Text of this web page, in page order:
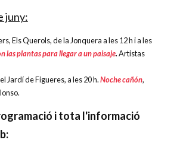
juny:
Els Querols, de la Jonquera a les 12 h i a les
las plantas para llegar a un paisaje.Artistas
Jardí de Figueres, a les 20 h.Noche cañón,
i tota l'informació